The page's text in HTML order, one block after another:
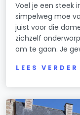
Voel je een steek
simpelweg moe
juist voor die
zichzelf
om te gaan. Je
LEES VERDER